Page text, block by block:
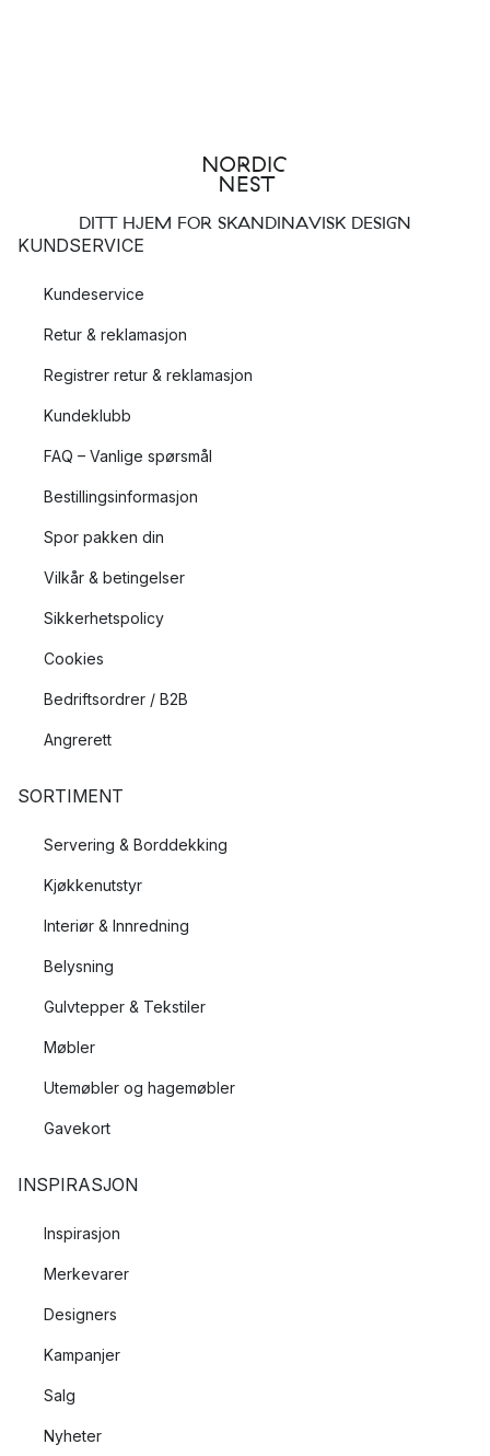
DITT HJEM FOR SKANDINAVISK DESIGN
KUNDSERVICE
Kundeservice
Retur & reklamasjon
Registrer retur & reklamasjon
Kundeklubb
FAQ – Vanlige spørsmål
Bestillingsinformasjon
Spor pakken din
Vilkår & betingelser
Sikkerhetspolicy
Cookies
Bedriftsordrer / B2B
Angrerett
SORTIMENT
Servering & Borddekking
Kjøkkenutstyr
Interiør & Innredning
Belysning
Gulvtepper & Tekstiler
Møbler
Utemøbler og hagemøbler
Gavekort
INSPIRASJON
Inspirasjon
Merkevarer
Designers
Kampanjer
Salg
Nyheter